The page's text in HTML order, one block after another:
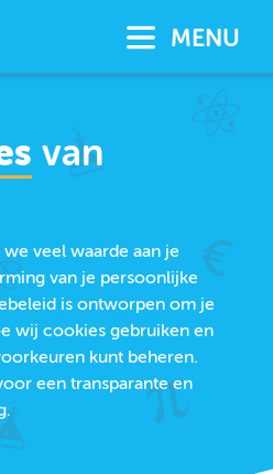
MENU
van
veel waarde aan je
van je persoonlijke
is ontworpen om je
wij cookies gebruiken en
kunt beheren.
een transparante en